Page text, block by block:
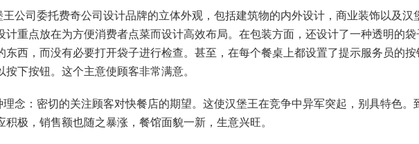
公司委托费奇公司设计品牌的立体外观，包括建筑物的内外设计，商业装饰以及汉
重点放在为方便消费者点菜而设计高效布局。在包装方面，还设计了一种透明的袋
西，而没有必要打开袋子进行检查。甚至，在每个餐桌上都设置了提示服务员的按
下按钮。这个主意使顾客非常满意。
念：密切的关注顾客对快餐店的期望。这使汉堡王在竞争中异军突起，别具特色。
极，销售额也随之暴涨，餐馆面貌一新，生意兴旺。
2025年秋江苏开放大学形势与政策060112
专题四测试题答案
2.3k 10
2025年秋江苏开放大学形势与政策060112
专题三测试题答案
2.19k 10
2025年秋江苏开放大学形势与政策060112
2025年秋江苏开放大学计算
060019第三次形成作业（
综合技能实践）
642 10
案
1.15k